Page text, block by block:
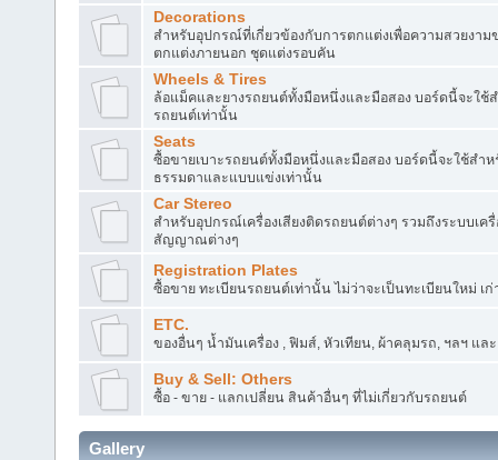
Decorations
สำหรับอุปกรณ์ที่เกี่ยวข้องกับการตกแต่งเพื่อความสวยงาม
ตกแต่งภายนอก ชุดแต่งรอบคัน
Wheels & Tires
ล้อแม็คและยางรถยนต์ทั้งมือหนึ่งและมือสอง บอร์ดนี้จะใช้
รถยนต์เท่านั้น
Seats
ซื้อขายเบาะรถยนต์ทั้งมือหนึ่งและมือสอง บอร์ดนี้จะใช้สำ
ธรรมดาและแบบแข่งเท่านั้น
Car Stereo
สำหรับอุปกรณ์เครื่องเสียงติดรถยนต์ต่างๆ รวมถึงระบบเครื่
สัญญาณต่างๆ
Registration Plates
ซื้อขาย ทะเบียนรถยนต์เท่านั้น ไม่ว่าจะเป็นทะเบียนใหม่ เ
ETC.
ของอื่นๆ น้ำมันเครื่อง , ฟิมส์, หัวเทียน, ผ้าคลุมรถ, ฯลฯ แล
Buy & Sell: Others
ซื้อ - ขาย - แลกเปลี่ยน สินค้าอื่นๆ ที่ไม่เกี่ยวกับรถยนต์
Gallery